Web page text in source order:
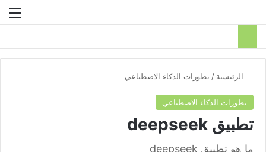
الرئيسية / تطورات الذكاء الاصطناعي
تطورات الذكاء الاصطناعي
تطبيق deepseek
ما هو تطبيق deepseek